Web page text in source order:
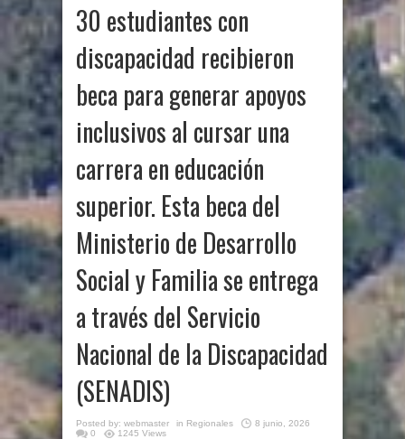
30 estudiantes con
discapacidad recibieron
beca para generar apoyos
inclusivos al cursar una
carrera en educación
superior. Esta beca del
Ministerio de Desarrollo
Social y Familia se entrega
a través del Servicio
Nacional de la Discapacidad
(SENADIS)
Posted by: webmaster in Regionales
8 junio, 2026
0
1245 Views